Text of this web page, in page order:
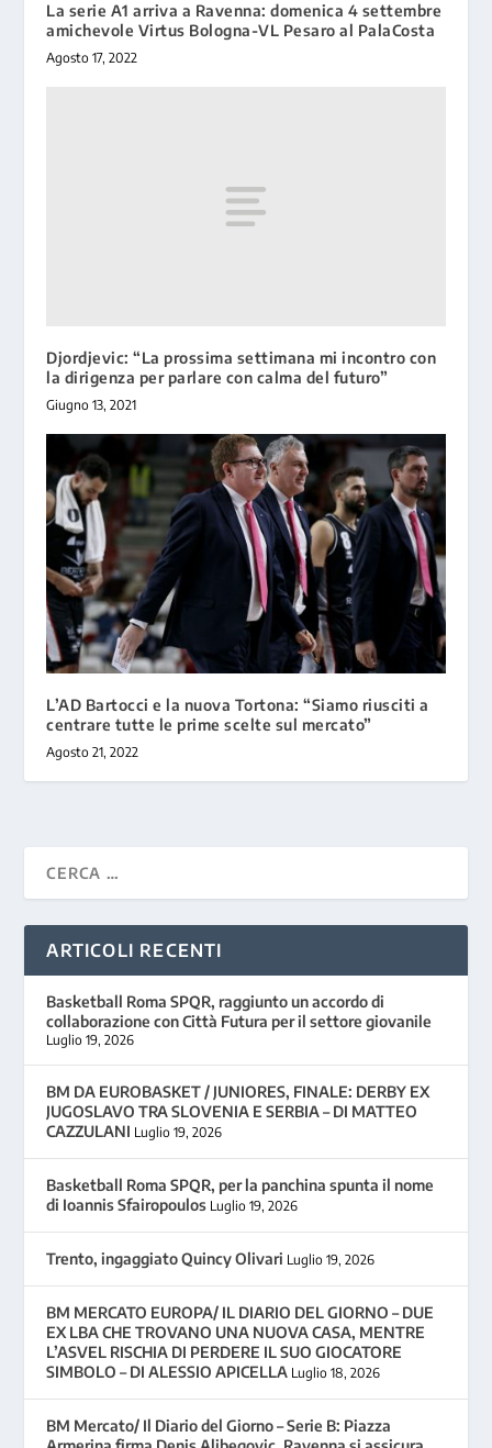
La serie A1 arriva a Ravenna: domenica 4 settembre
amichevole Virtus Bologna-VL Pesaro al PalaCosta
Agosto 17, 2022
Djordjevic: “La prossima settimana mi incontro con
la dirigenza per parlare con calma del futuro”
Giugno 13, 2021
L’AD Bartocci e la nuova Tortona: “Siamo riusciti a
centrare tutte le prime scelte sul mercato”
Agosto 21, 2022
ARTICOLI RECENTI
Basketball Roma SPQR, raggiunto un accordo di
collaborazione con Città Futura per il settore giovanile
Luglio 19, 2026
BM DA EUROBASKET / JUNIORES, FINALE: DERBY EX
JUGOSLAVO TRA SLOVENIA E SERBIA – DI MATTEO
CAZZULANI Luglio 19, 2026
Basketball Roma SPQR, per la panchina spunta il nome
di Ioannis Sfairopoulos Luglio 19, 2026
Trento, ingaggiato Quincy Olivari Luglio 19, 2026
BM MERCATO EUROPA/ IL DIARIO DEL GIORNO – DUE
EX LBA CHE TROVANO UNA NUOVA CASA, MENTRE
L’ASVEL RISCHIA DI PERDERE IL SUO GIOCATORE
SIMBOLO – DI ALESSIO APICELLA Luglio 18, 2026
BM Mercato/ Il Diario del Giorno – Serie B: Piazza